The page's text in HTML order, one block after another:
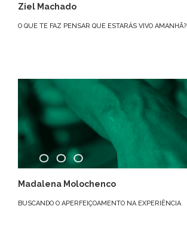
Ziel Machado
O QUE TE FAZ PENSAR QUE ESTARÁS VIVO AMANHÃ?
Madalena Molochenco
BUSCANDO O APERFEIÇOAMENTO NA EXPERIÊNCIA